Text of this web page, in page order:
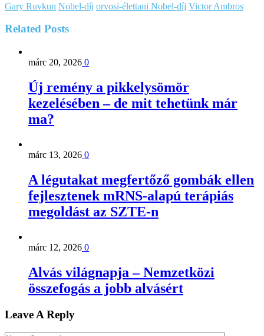
Gary Ruvkun Nobel-díj orvosi-élettani Nobel-díj Victor Ambros
Related Posts
márc 20, 2026 0
Új remény a pikkelysömör
kezelésében – de mit tehetünk már
ma?
márc 13, 2026 0
A légutakat megfertőző gombák ellen
fejlesztenek mRNS-alapú terápiás
megoldást az SZTE-n
márc 12, 2026 0
Alvás világnapja – Nemzetközi
összefogás a jobb alvásért
Leave A Reply